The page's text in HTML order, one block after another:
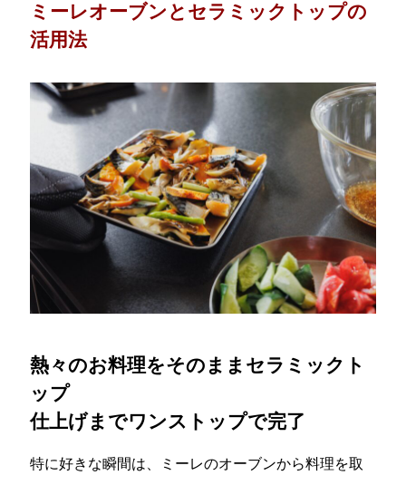
ミーレオーブンとセラミックトップの
活用法
熱々のお料理をそのままセラミックト
ップ
仕上げまでワンストップで完了
特に好きな瞬間は、ミーレのオーブンから料理を取